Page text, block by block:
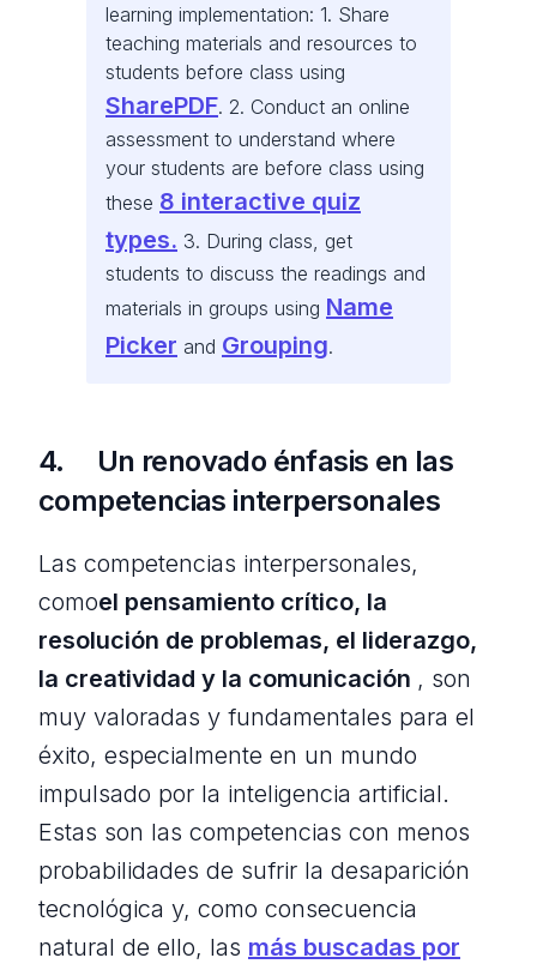
learning implementation: 1. Share
teaching materials and resources to
students before class using
SharePDF. 2. Conduct an online
assessment to understand where
your students are before class using
these 8 interactive quiz
types. 3. During class, get
students to discuss the readings and
materials in groups using Name
Picker and Grouping.
4. Un renovado énfasis en las
competencias interpersonales
Las competencias interpersonales,
comoel pensamiento crítico, la
resolución de problemas, el liderazgo,
la creatividad y la comunicación , son
muy valoradas y fundamentales para el
éxito, especialmente en un mundo
impulsado por la inteligencia artificial.
Estas son las competencias con menos
probabilidades de sufrir la desaparición
tecnológica y, como consecuencia
natural de ello, las más buscadas por